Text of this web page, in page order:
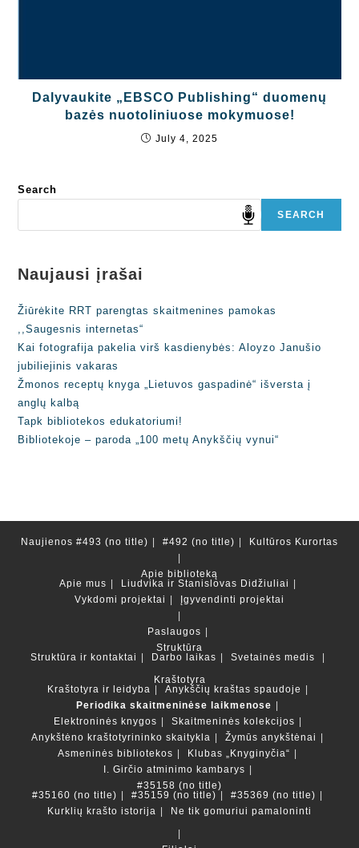
Dalyvaukite „EBSCO Publishing“ duomenų
bazės nuotoliniuose mokymuose!
July 4, 2025
Search
SEARCH
Naujausi įrašai
Žiūrėkite RRT parengtas skaitmenines pamokas
,,Saugesnis internetas“
Kai fotografija pakelia virš kasdienybės: Aloyzo Janušio
jubiliejinis vakaras
Žmonos receptų knyga „Lietuvos gaspadinė“ išversta į
anglų kalbą
Tapk bibliotekos edukatoriumi!
Bibliotekoje – paroda „100 metų Anykščių vynui“
Naujienos #493 (no title) #492 (no title) Kultūros Kurortas
Apie biblioteką
Apie mus
Liudvika ir Stanislovas Didžiuliai
Vykdomi projektai
Įgyvendinti projektai
Paslaugos
Struktūra
Struktūra ir kontaktai
Darbo laikas
Svetainės medis
Kraštotyra
Kraštotyra ir leidyba
Anykščių kraštas spaudoje
Periodika skaitmeninėse laikmenose
Elektroninės knygos
Skaitmeninės kolekcijos
Anykštėno kraštotyrininko skaitykla
Žymūs anykštėnai
Asmeninės bibliotekos
Klubas „Knyginyčia“
I. Girčio atminimo kambarys
#35158 (no title)
#35160 (no title)
#35159 (no title)
#35369 (no title)
Kurklių krašto istorija
Ne tik gomuriui pamaloninti